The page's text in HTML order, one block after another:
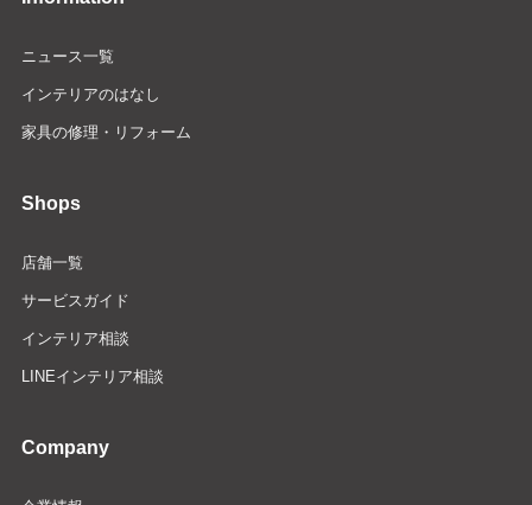
ニュース一覧
インテリアのはなし
家具の修理・リフォーム
Shops
店舗一覧
サービスガイド
インテリア相談
LINEインテリア相談
Company